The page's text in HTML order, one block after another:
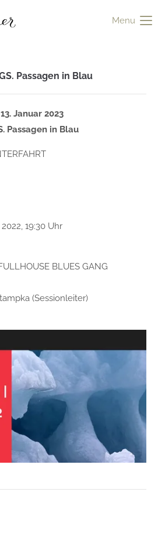
Menu
Passagen in Blau
Januar 2023
Passagen in Blau
19:30 Uhr
BLUES GANG
(Sessionleiter)